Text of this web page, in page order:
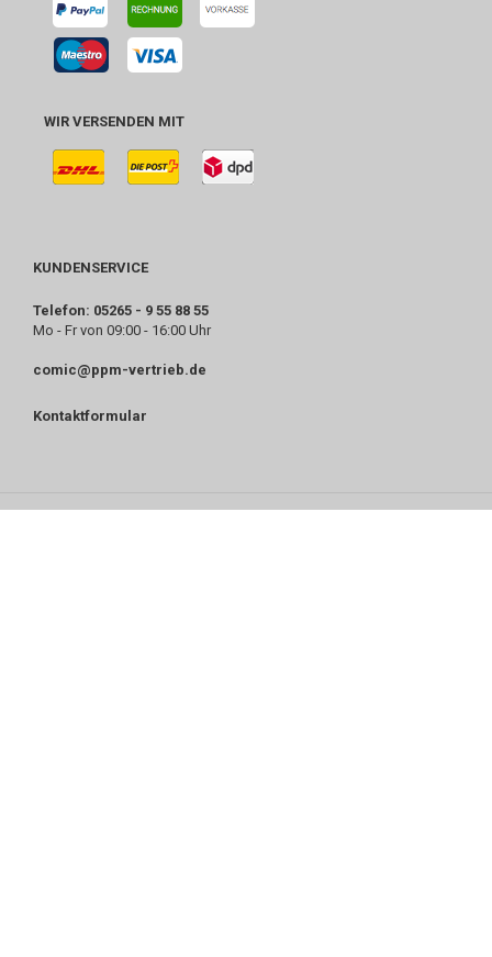
WIR VERSENDEN MIT
KUNDENSERVICE
Telefon: 05265 - 9 55 88 55
Mo - Fr von 09:00 - 16:00 Uhr
comic@ppm-vertrieb.de
Kontaktformular